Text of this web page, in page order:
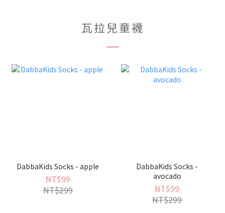
瓦拉兒童襪
DabbaKids Socks - apple
NT$99
NT$299
DabbaKids Socks -
avocado
NT$99
NT$299